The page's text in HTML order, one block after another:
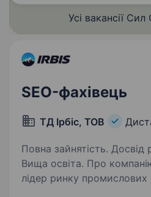
службу в різних…
Усі вакансії Сил
SEO-фахівець
ТД Ірбіс, ТОВ
Повна зайнятість. Досвід
Вища освіта. Про компанію: Компанія IRBIS —
лідер ринку промислових